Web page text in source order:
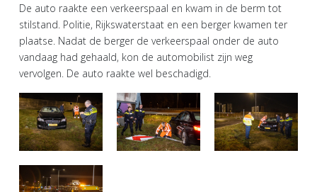
De auto raakte een verkeerspaal en kwam in de berm tot
stilstand. Politie, Rijkswaterstaat en een berger kwamen ter
plaatse. Nadat de berger de verkeerspaal onder de auto
vandaag had gehaald, kon de automobilist zijn weg
vervolgen. De auto raakte wel beschadigd.